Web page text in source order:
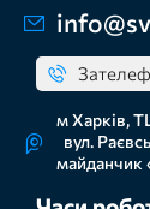
м Харків,
вул.
майданчик